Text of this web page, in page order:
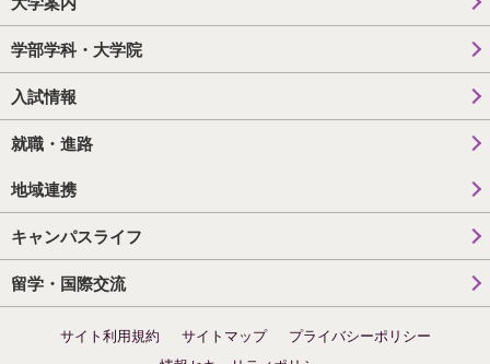
学部学科・大学院
入試情報
就職・進路
地域連携
キャンパスライフ
留学・国際交流
サイト利用規約 サイトマップ
プライバシーポリシー